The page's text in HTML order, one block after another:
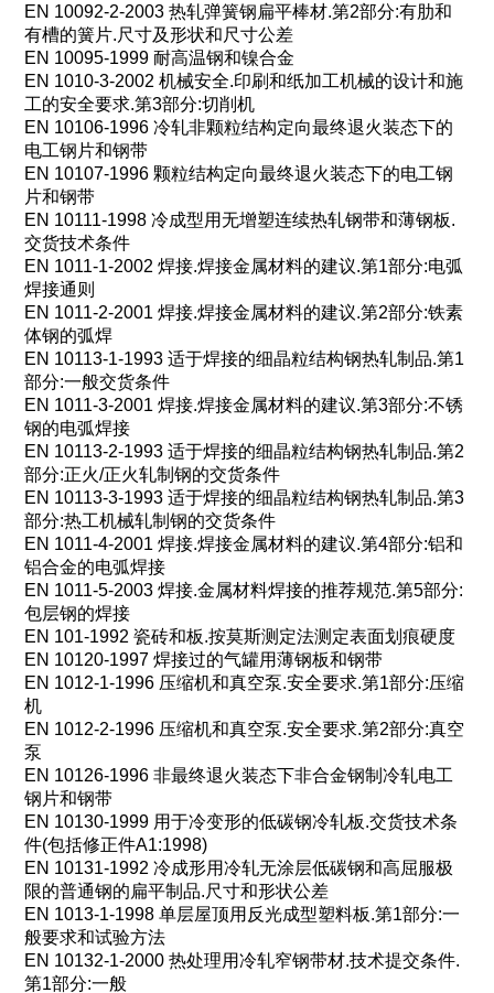
EN 10092-2-2003热轧弹簧钢扁平棒材.第2部分:有肋和
有槽的簧片.尺寸及形状和尺寸公差
EN 10095-1999耐高温钢和镍合金
EN 1010-3-2002机械安全.印刷和纸加工机械的设计和施
工的安全要求.第3部分:切削机
EN 10106-1996冷轧非颗粒结构定向最终退火装态下的
电工钢片和钢带
EN 10107-1996 颗粒结构定向最终退火装态下的电工钢
片和钢带
EN 10111-1998冷成型用无增塑连续热轧钢带和薄钢板.
交货技术条件
EN 1011-1-2002焊接.焊接金属材料的建议.第1部分:电弧
焊接通则
EN 1011-2-2001焊接.焊接金属材料的建议.第2部分:铁素
体钢的弧焊
EN 10113-1-1993适于焊接的细晶粒结构钢热轧制品.第1
部分:一般交货条件
EN 1011-3-2001焊接.焊接金属材料的建议.第3部分:不锈
钢的电弧焊接
EN 10113-2-1993适于焊接的细晶粒结构钢热轧制品.第2
部分:正火/正火轧制钢的交货条件
EN 10113-3-1993适于焊接的细晶粒结构钢热轧制品.第3
部分:热工机械轧制钢的交货条件
EN 1011-4-2001焊接.焊接金属材料的建议.第4部分:铝和
铝合金的电弧焊接
EN 1011-5-2003焊接.金属材料焊接的推荐规范.第5部分:
包层钢的焊接
EN 101-1992瓷砖和板.按莫斯测定法测定表面划痕硬度
EN 10120-1997焊接过的气罐用薄钢板和钢带
EN 1012-1-1996 压缩机和真空泵.安全要求.第1部分:压缩
机
EN 1012-2-1996 压缩机和真空泵.安全要求.第2部分:真空
泵
EN 10126-1996非最终退火装态下非合金钢制冷轧电工
钢片和钢带
EN 10130-1999 用于冷变形的低碳钢冷轧板.交货技术条
件(包括修正件A1:1998)
EN 10131-1992冷成形用冷轧无涂层低碳钢和高屈服极
限的普通钢的扁平制品.尺寸和形状公差
EN 1013-1-1998单层屋顶用反光成型塑料板.第1部分:一
般要求和试验方法
EN 10132-1-2000热处理用冷轧窄钢带材.技术提交条件.
第1部分:一般